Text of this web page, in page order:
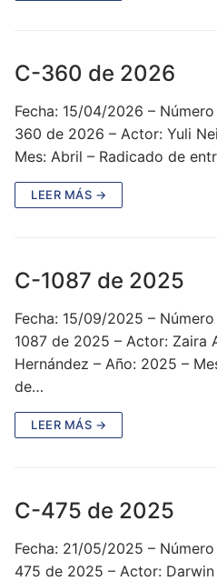
C-360 de 2026
Fecha: 15/04/2026 –
360 de 2026 – Actor: Yuli
Mes: Abril – Radicado de
LEER MÁS →
C-1087 de 2025
Fecha: 15/09/2025 –
1087 de 2025 – Actor: Zaira
Hernández – Año: 2025 –
de…
LEER MÁS →
C-475 de 2025
Fecha: 21/05/2025 –
475 de 2025 – Actor: